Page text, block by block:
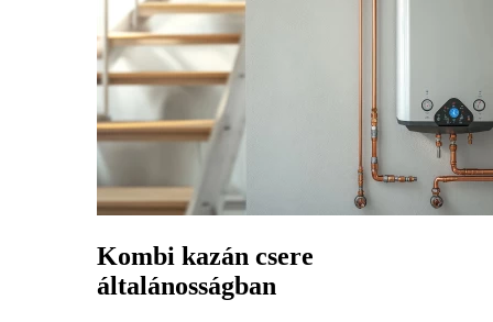
Kombi kazán csere
általánosságban